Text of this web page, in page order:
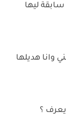
ليها
وانا هديلها
يعرف ؟